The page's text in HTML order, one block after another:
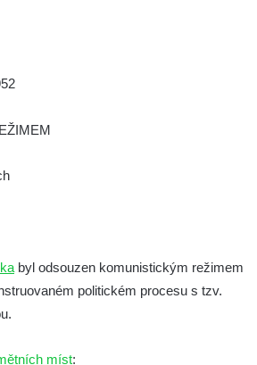
na hřbitově ve
na hřbitově ve
hřbitově ve Velešíně
na hřbitově ve Velešíně
na náměstí J. V.
2. světové války na
byl odsouzen komunistickým režimem
politickém procesu s tzv.
míst: